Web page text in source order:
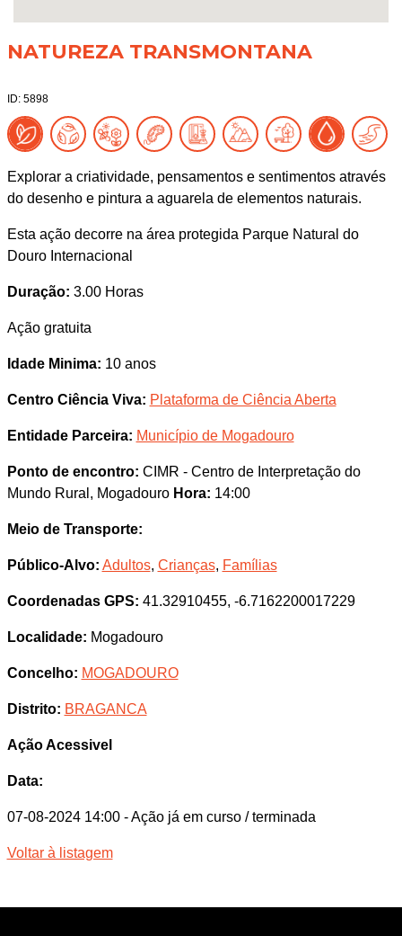
NATUREZA TRANSMONTANA
ID: 5898
Explorar a criatividade, pensamentos e sentimentos através
do desenho e pintura a aguarela de elementos naturais.
Esta ação decorre na área protegida Parque Natural do
Douro Internacional
Duração: 3.00 Horas
Ação gratuita
Idade Minima: 10 anos
Centro Ciência Viva: Plataforma de Ciência Aberta
Entidade Parceira: Município de Mogadouro
Ponto de encontro: CIMR - Centro de Interpretação do
Mundo Rural, Mogadouro Hora: 14:00
Meio de Transporte:
Público-Alvo: Adultos, Crianças, Famílias
Coordenadas GPS: 41.32910455, -6.7162200017229
Localidade: Mogadouro
Concelho: MOGADOURO
Distrito: BRAGANCA
Ação Acessivel
Data:
07-08-2024 14:00 - Ação já em curso / terminada
Voltar à listagem